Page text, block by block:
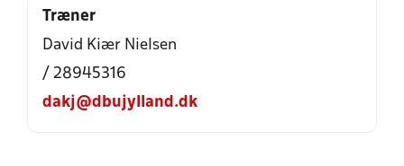
Træner
David Kiær Nielsen
/ 28945316
dakj@dbujylland.dk